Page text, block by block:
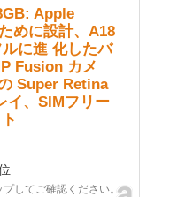
Apple
めに設計、A18
に進 化したバ
Fusion カメ
Super Retina
イ、SIMフリー
してご確認ください。